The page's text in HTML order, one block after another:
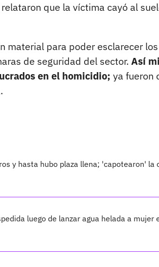
que la víctima cayó al
material para poder esclarecer
de seguridad del sector. Así
en el homicidio; ya fueron
y hasta hubo plaza llena; 'capotearon' la
luego de lanzar agua helada a mujer